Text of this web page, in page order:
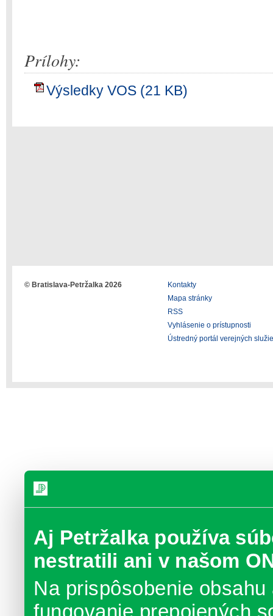
Aj Petržalka používa
nestratili ani v našom
Na prispôsobenie
Prílohy:
Výsledky VOS (21 KB)
© Bratislava-Petržalka 2026
Kontakty
Mapa stránky
RSS
Vyhlásenie o prístupnosti
Ústredný portál verejných